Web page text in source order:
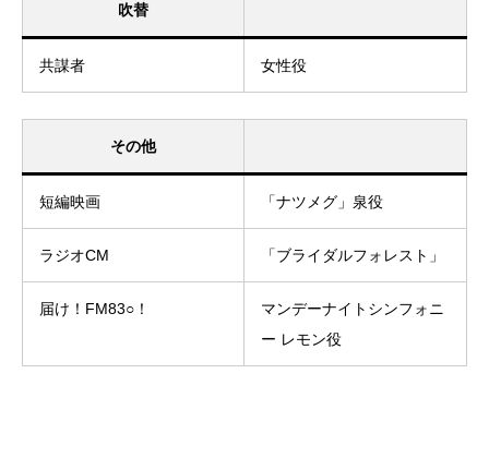
吹替
共謀者 女性役
その他
短編映画 「ナツメグ」泉役
ラジオCM 「ブライダルフォレスト」
届け！FM83○！
マンデーナイトシンフォニ
ー レモン役